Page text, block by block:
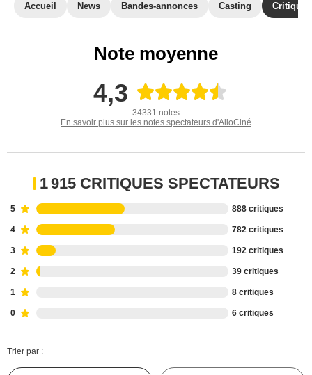
Accueil News Bandes-annonces Casting
Note moyenne
4,3
34331 notes
En savoir plus sur les notes spectateurs d'AlloCiné
1 915 CRITIQUES SPECTATEURS
5 888 critiques
4 782 critiques
3 192 critiques
2 39 critiques
1 8 critiques
0 6 critiques
Trier par :